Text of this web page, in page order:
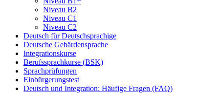
Niveau B2
Niveau C1
Niveau C2
Deutsch für Deutschsprachige
Deutsche Gebärdensprache
Integrationskurse
Berufssprachkurse (BSK)
Sprachprüfungen
Einbürgerungstest
Deutsch und Integration: Häufige Fragen (FAQ)